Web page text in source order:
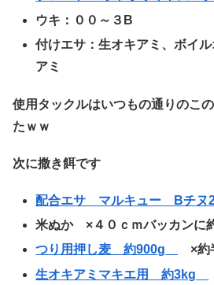
ウキ：００～３B
付けエサ：生オキアミ、ボイ
アミ
使用タックルはいつもの通りのこ
たｗｗ
次に撒き餌です
配合エサ マルキュー Bチヌ2
米ぬか ×４０ｃｍバッカンに
つり用押し麦 約900g
×約
生オキアミマキエ用 約3kg